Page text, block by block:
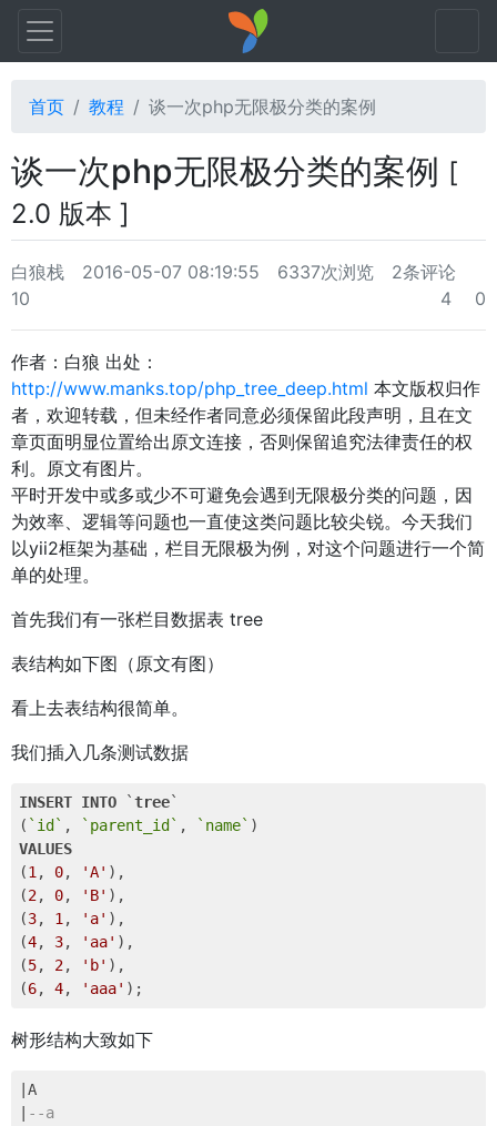
首页 教程 谈一次php无限极分类的案例
谈一次php无限极分类的案例 [
2.0 版本 ]
白狼栈 2016-05-07 08:19:55 6337次浏览
2条评论
10
4 0
作者：白狼 出处：
http://www.manks.top/php_tree_deep.html 本文版权归作
者，欢迎转载，但未经作者同意必须保留此段声明，且在文
章页面明显位置给出原文连接，否则保留追究法律责任的权
利。原文有图片。
平时开发中或多或少不可避免会遇到无限极分类的问题，因
为效率、逻辑等问题也一直使这类问题比较尖锐。今天我们
以yii2框架为基础，栏目无限极为例，对这个问题进行一个简
单的处理。
首先我们有一张栏目数据表 tree
表结构如下图（原文有图）
看上去表结构很简单。
我们插入几条测试数据
INSERT INTO `tree`
( `id` , `parent_id` , `name`
VALUES
(1 , 0, 'A' ),
(2, 0, 'B' ),
(3, 1 , 'a' ),
(4, 3, 'aa' ),
(5, 2, 'b' ),
(6, 4, 'aaa'
树形结构大致如下
|A
--a